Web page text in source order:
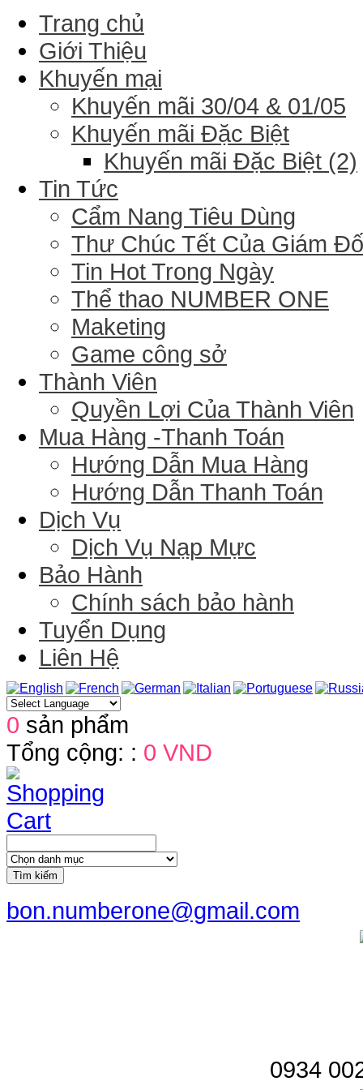
Trang chủ
Giới Thiệu
Khuyến mại
Khuyến mãi 30/04 & 01/05
Khuyến mãi Đặc Biệt
Khuyến mãi Đặc Biệt (2)
Tin Tức
Cẩm Nang Tiêu Dùng
Thư Chúc Tết Của Giám
Tin Hot Trong Ngày
Thể thao NUMBER ONE
Maketing
Game công sở
Thành Viên
Quyền Lợi Của Thành Viên
Mua Hàng -Thanh Toán
Hướng Dẫn Mua Hàng
Hướng Dẫn Thanh Toán
Dịch Vụ
Dịch Vụ Nạp Mực
Bảo Hành
Chính sách bảo hành
Tuyển Dụng
Liên Hệ
0 sản phẩm
Tổng cộng: : 0 VND
Tìm kiếm
bon.numberone@gmail.com
0934